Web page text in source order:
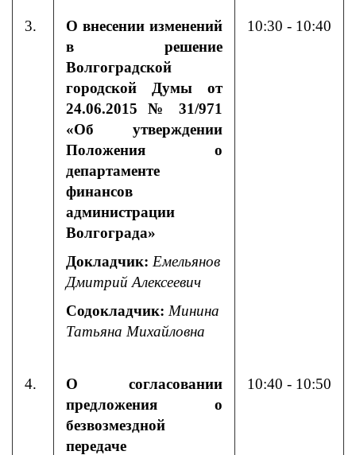
3.
О внесении изменений
в решение
Волгоградской
городской Думы от
24.06.2015 № 31/971
«Об утверждении
Положения о
департаменте
финансов
администрации
Волгограда»
Докладчик: Емельянов
Дмитрий Алексеевич
Содокладчик: Минина
Татьяна Михайловна
10:30 - 10:40
4.
О согласовании
предложения о
безвозмездной
передаче
10:40 - 10:50